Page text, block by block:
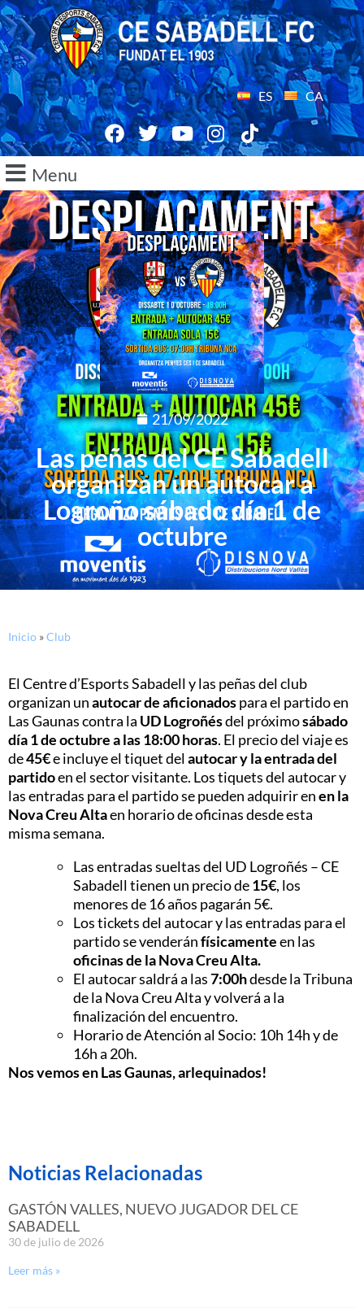
ES CA
Menu
21/09/2022
Las peñas del CE Sabadell
organizan un autocar a
Logroño sábado día 1 de
octubre
Inicio »Club
El Centre d’Esports Sabadell y las peñas del club
organizan unautocar de aficionadospara el partido en
Las Gaunas contra la UD Logroñésdel próximosábado
día 1 de octubre a las 18:00 horas. El precio del viaje es
de45€e incluye el tiquet delautocar y la entrada del
partidoen el sector visitante. Los tiquets del autocar y
las entradas para el partido se pueden adquirir enen la
Nova Creu Altaen horario de oficinas desde esta
misma semana.
Las entradas sueltas del UD Logroñés – CE
Sabadell tienen un precio de15€, los
menores de 16 años pagarán 5€.
Los tickets del autocar y las entradas para el
partido se venderánfísicamenteen las
oficinas de la Nova Creu Alta.
El autocar saldrá a las7:00hdesde la Tribuna
de la Nova Creu Alta y volverá a la
finalización del encuentro.
Horario de Atención al Socio: 10h 14h y de
16h a 20h.
Nos vemos en Las Gaunas, arlequinados!
Noticias Relacionadas
GASTÓN VALLES, NUEVO JUGADOR DEL CE
SABADELL
30 de julio de 2026
Leer más »